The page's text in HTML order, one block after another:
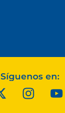
Síguenos en: